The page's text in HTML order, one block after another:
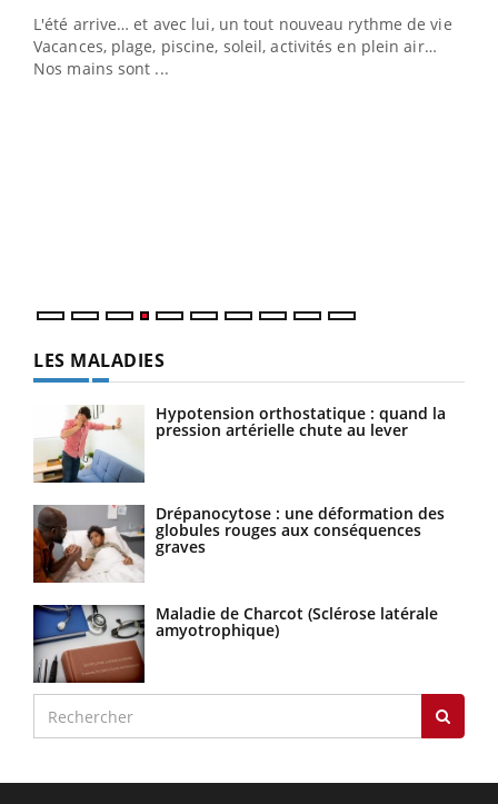
L'été arrive… et avec lui, un tout nouveau rythme de vie !
Vacances, plage, piscine, soleil, activités en plein air…
Nos mains sont ...
LES MALADIES
Hypotension orthostatique : quand la
pression artérielle chute au lever
Drépanocytose : une déformation des
globules rouges aux conséquences
graves
Maladie de Charcot (Sclérose latérale
amyotrophique)